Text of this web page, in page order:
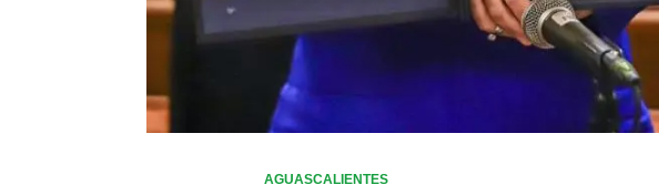
AGUASCALIENTES